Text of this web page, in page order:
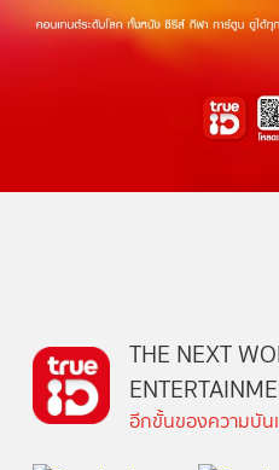
THE NEXT
อีกขั้นของความบัน